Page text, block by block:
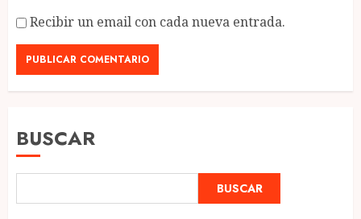
Recibir un email con cada nueva entrada.
BUSCAR
BUSCAR